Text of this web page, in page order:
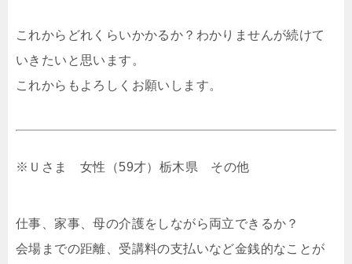
これからどれくらいかかるか？わかりませんが続けて
いきたいと思います。
これからもよろしくお願いします。
※Ｕさま 女性（59才）栃木県 その他
仕事、家事、母の介護をしながら両立できるか？
会場までの距離、受講料の支払いなど金銭的なことが